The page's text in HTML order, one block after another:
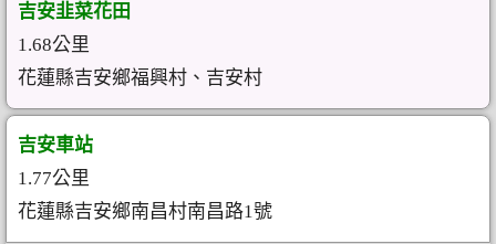
吉安韭菜花田
1.68公里
花蓮縣吉安鄉福興村、吉安村
吉安車站
1.77公里
花蓮縣吉安鄉南昌村南昌路1號